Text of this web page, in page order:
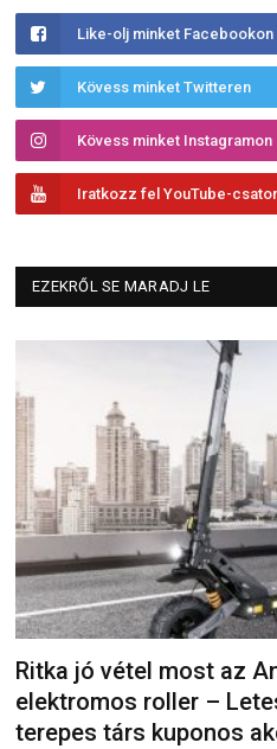
Like-olj minket Facebookon
Kövess minket Twitteren
Kövess minket Instagramon
Iratkozz fel YouTube-
EZEKRŐL SE MARADJ LE
Ritka jó vétel most az
elektromos roller –
terepes társ kuponos